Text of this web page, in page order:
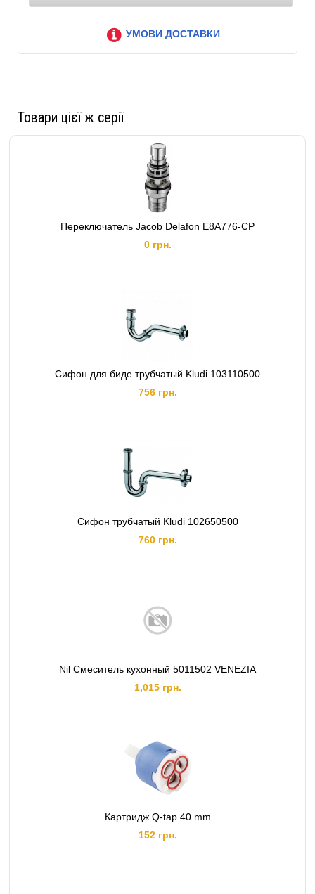
УМОВИ ДОСТАВКИ
Товари цієї ж серії
Переключатель Jacob Delafon E8A776-CP
0 грн.
Сифон для биде трубчатый Kludi 103110500
756 грн.
Сифон трубчатый Kludi 102650500
760 грн.
Nil Смеситель кухонный 5011502 VENEZIA
1,015 грн.
Картридж Q-tap 40 mm
152 грн.